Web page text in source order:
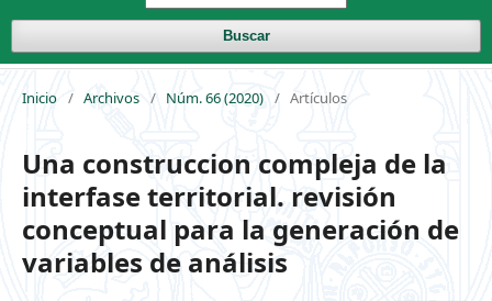
Buscar
Inicio / Archivos / Núm. 66 (2020) / Artículos
Una construccion compleja de la
interfase territorial. revisión
conceptual para la generación de
variables de análisis